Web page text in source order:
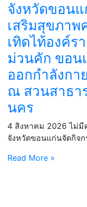
จังหวัดขอนแ
เสริมสุขภาพ
เทิดไท้องค์ร
ม่วนคัก ขอน
ออกกำลังกา
ณ สวนสาธา
นคร
4 สิงหาคม 2026ไม่มี
จังหวัดขอนแก่นจัดกิจ
Read More »